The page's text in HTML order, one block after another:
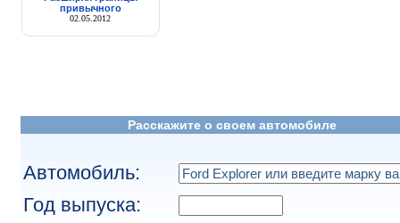
привычного
02.05.2012
Расскажите о своем автомобиле
Автомобиль:
Год выпуска: